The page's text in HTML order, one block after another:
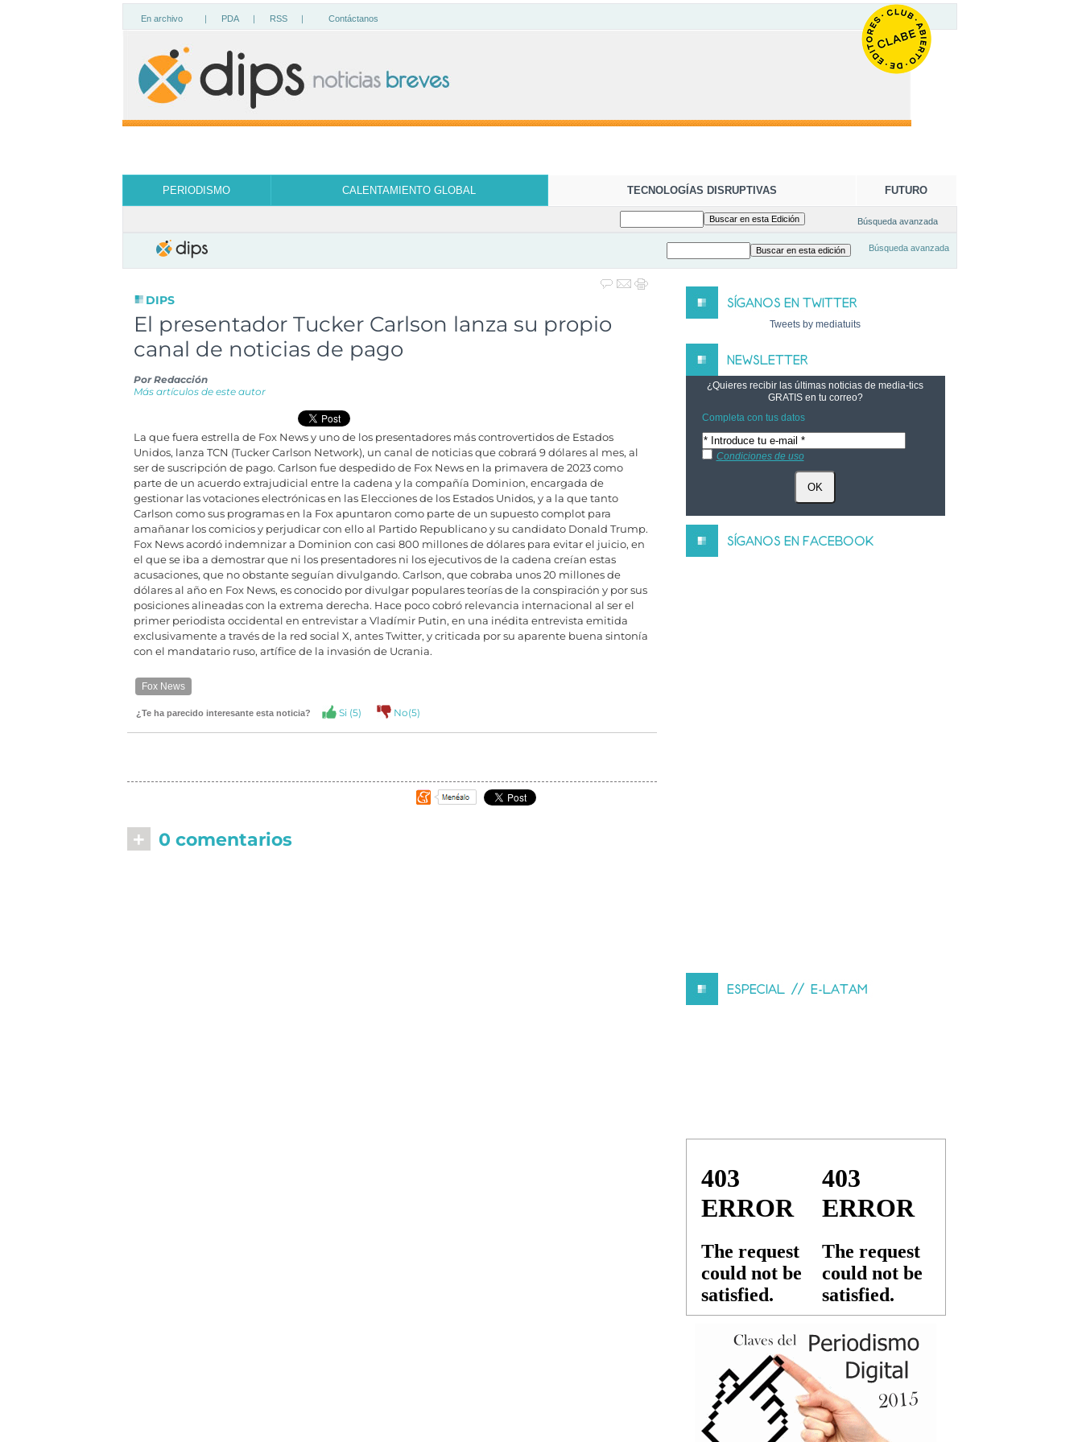
En archivo | PDA | RSS | Contáctanos
PERIODISMO CALENTAMIENTO GLOBAL TECNOLOGÍAS DISRUPTIVAS FUTURO
Búsqueda avanzada
Búsqueda avanzada
DIPS
El presentador Tucker Carlson lanza su propio
canal de noticias de pago
PorRedacción
Más artículos de este autor
La que fuera estrella de Fox News y uno de los presentadores más controvertidos de Estados
Unidos, lanza TCN (Tucker Carlson Network), un canal de noticias que cobrará 9 dólares al mes, al
ser de suscripción de pago. Carlson fue despedido de Fox News en la primavera de 2023 como
parte de un acuerdo extrajudicial entre la cadena y la compañía Dominion, encargada de
gestionar las votaciones electrónicas en las Elecciones de los Estados Unidos, y a la que tanto
Carlson como sus programas en la Fox apuntaron como parte de un supuesto complot para
amañanar los comicios y perjudicar con ello al Partido Republicano y su candidato Donald Trump.
Fox News acordó indemnizar a Dominion con casi 800 millones de dólares para evitar el juicio, en
el que se iba a demostrar que ni los presentadores ni los ejecutivos de la cadena creían estas
acusaciones, que no obstante seguían divulgando. Carlson, que cobraba unos 20 millones de
dólares al año en Fox News, es conocido por divulgar populares teorías de la conspiración y por sus
posiciones alineadas con la extrema derecha. Hace poco cobró relevancia internacional al ser el
primer periodista occidental en entrevistar a Vladímir Putin, en una inédita entrevista emitida
exclusivamente a través de la red social X, antes Twitter, y criticada por su aparente buena sintonía
con el mandatario ruso, artífice de la invasión de Ucrania.
Fox News
¿Te ha parecido interesante esta noticia? Si (5) No(5)
+ 0 comentarios
Tweets by mediatuits
¿Quieres recibir las últimas noticias de media-tics
GRATISen tu correo?
Completa con tus datos
Condiciones de uso